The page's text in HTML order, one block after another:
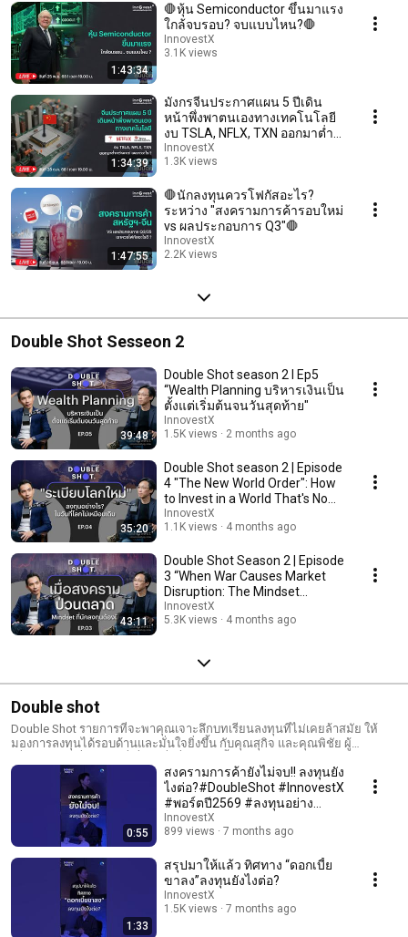
เตรียมคำถามมาพูดคุย เตรียมบัญชี InnovestX ให้พร้อมเทรด
1:43:34
🛑หุ้น Semiconductor ขึ้นมาแรง
ใกล้จบรอบ? จบแบบไหน?🛑
InnovestX
3.1K views
1:34:39
มังกรจีนประกาศแผน 5 ปีเดิน
หน้าพึ่งพาตนเองทางเทคโนโลยี
งบ TSLA, NFLX, TXN ออกมาต่ำ
กว่าคาด! เพราะอะไร?
InnovestX
1.3K views
1:47:55
🛑นักลงทุนควรโฟกัสอะไร?
ระหว่าง "สงครามการค้ารอบใหม่
vs ผลประกอบการ Q3"🛑
InnovestX
2.2K views
Double Shot Sesseon 2
39:48
Double Shot season 2 l Ep5
“Wealth Planning บริหารเงินเป็น
ตั้งแต่เริ่มต้นจนวันสุดท้าย"
InnovestX
1.5K views
2 months ago
35:20
Double Shot season 2 | Episode
4 "The New World Order": How
to Invest in a World That's No
Longer...
InnovestX
1.1K views
4 months ago
43:11
Double Shot Season 2 | Episode
3 “When War Causes Market
Disruption: The Mindset
Investors Need”
InnovestX
5.3K views
4 months ago
Double shot
Double Shot รายการที่จะพาคุณเจาะลึกบทเรียนลงทุนที่ไม่เคยล้าสมัย ให้
มองการลงทุนได้รอบด้านและมั่นใจยิ่งขึ้น กับคุณสุกิจ และคุณพิชัย ผู้
เสมอ ... ถอดรหัสอดีต มองปัจจุบัน สร้างอนาคต กับสองนักวิเคราะห์มาก
ประสบการณ์ เสาร์เว้นเสาร์ เวลา 18.00 น. ทาง Youtube , Facebook
InnovestX
0:55
สงครามการค้ายังไม่จบ!! ลงทุนยัง
ไงต่อ?#DoubleShot #InnovestX
#พอร์ตปี2569 #ลงทุนอย่าง
เข้าใจ
InnovestX
899 views
7 months ago
1:33
สรุปมาให้แล้ว ทิศทาง “ดอกเบี้ย
ขาลง”ลงทุนยังไงต่อ?
InnovestX
1.5K views
7 months ago